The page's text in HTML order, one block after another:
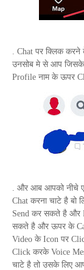
. Chat पर क्लिक करने
उनसोब मे से आप
Profile नाम के ऊपर
. और आब आपको नीचे
Chat करना चाटे है
Send कर सकते है और
सकते है और ऊपर के
Video के Icon पर
Click करके Voice
चाटे है तो उसके लिए